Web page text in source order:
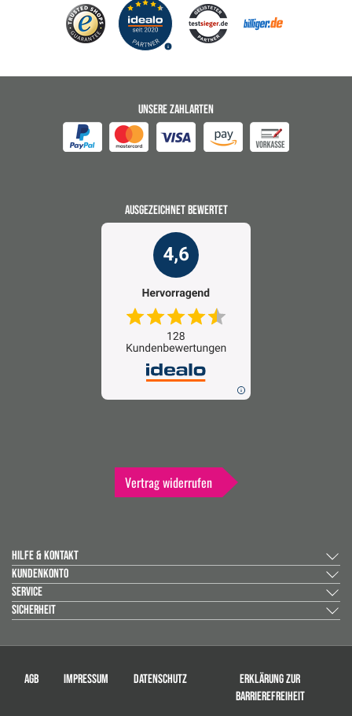
UNSERE ZAHLARTEN
AUSGEZEICHNET BEWERTET
Vertrag widerrufen
HILFE & KONTAKT
KUNDENKONTO
SERVICE
SICHERHEIT
AGB IMPRESSUM DATENSCHUTZ
ERKLÄRUNG ZUR
BARRIEREFREIHEIT